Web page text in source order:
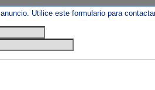
Utilice este formulario para